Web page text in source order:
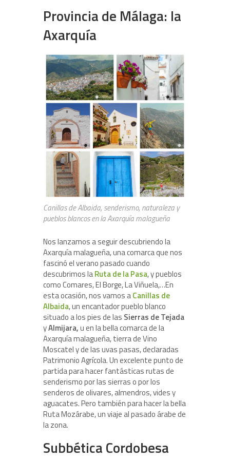
Provincia de Málaga: la
Axarquía
Canillas de Albaida, senderismo, naturaleza y
pueblos blancos en la Axarquía malagueña
Nos lanzamos a seguir descubriendo la
Axarquía malagueña, una comarca que nos
fascinó el verano pasado cuando
descubrimos laRuta de la Pasa, y pueblos
como Comares, El Borge, La Viñuela,…En
esta ocasión, nos vamos aCanillas de
Albaida, un encantador pueblo blanco
situado a los pies de las Sierras de Tejada
yAlmijara,u en la bella comarca de la
Axarquía malagueña, tierra de Vino
Moscatel y de las uvas pasas, declaradas
Patrimonio Agrícola. Un excelente punto de
partida para hacer fantásticas rutas de
senderismo por las sierras o por los
senderos de olivares, almendros, vides y
aguacates. Pero también para hacer la bella
Ruta Mozárabe, un viaje al pasado árabe de
la zona.
Subbética Cordobesa